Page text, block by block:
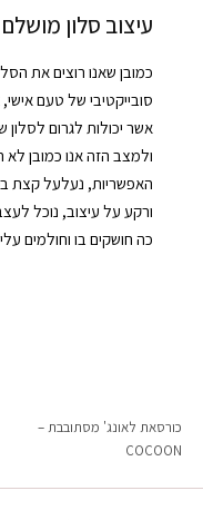
עיצוב סלון מושלם
כמובן שאנו רוצים את
סובייקטיבי של טעם
אשר יכולות לגרום
ולמצב הזה אנו כמובן לא
האפשריות, נעלעל קצת
ורקע על עיצוב, נוכל
כה חושקים בו וחולמים
כורסאת לאונג' מסתובבת –
COCOON